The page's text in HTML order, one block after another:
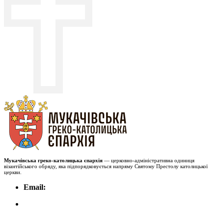
Мукачівська греко-католицька єпархія — церковно-адміністративна одиниця
візантійського обряду, яка підпорядковується напряму Святому Престолу католицької
церкви.
Email: